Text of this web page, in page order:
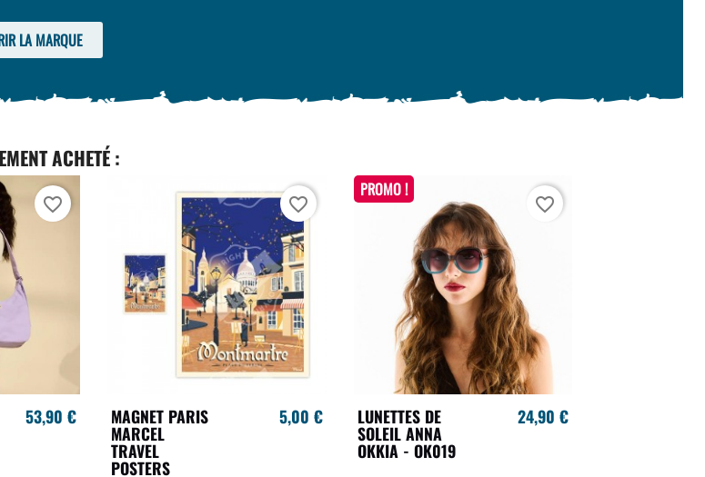
LA MARQUE
ACHETÉ :
53,90 €
favorite_border
MAGNET PARIS
MARCEL
TRAVEL
POSTERS
5,00 €
favorite_border
LUNETTES DE
SOLEIL ANNA
OKKIA - OK019
24,90 €
PROMO !
favorite_border